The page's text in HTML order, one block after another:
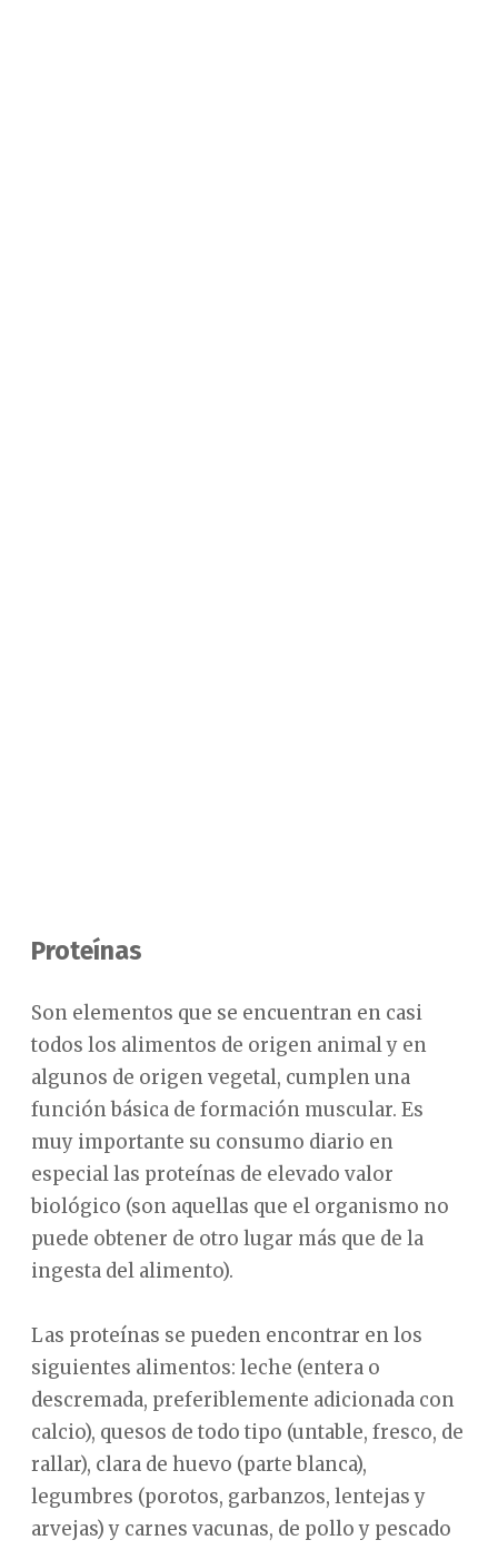
Proteínas
Son elementos que se encuentran en casi
todos los alimentos de origen animal y en
algunos de origen vegetal, cumplen una
función básica de formación muscular. Es
muy importante su consumo diario en
especial las proteínas de elevado valor
biológico (son aquellas que el organismo no
puede obtener de otro lugar más que de la
ingesta del alimento).
Las proteínas se pueden encontrar en los
siguientes alimentos: leche (entera o
descremada, preferiblemente adicionada con
calcio), quesos de todo tipo (untable, fresco, de
rallar), clara de huevo (parte blanca),
legumbres (porotos, garbanzos, lentejas y
arvejas) y carnes vacunas, de pollo y pescado